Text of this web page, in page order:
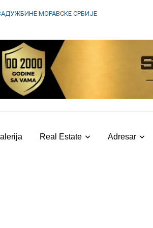
МОРАВСКЕ СРБИЈЕ
Real Estate Adresar